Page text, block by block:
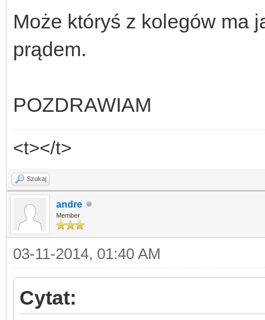
Może któryś z kolegów ma
prądem.
POZDRAWIAM
<t></t>
Szukaj
andre
Member
03-11-2014, 01:40 AM
Cytat: